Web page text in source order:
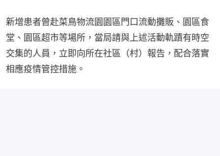
新增患者曾赴菜鳥物流園園區門口流動攤販、園區食
堂、園區超市等場所，當局請與上述活動軌蹟有時空
交集的人員，立即向所在社區（村）報告，配合落實
相應疫情管控措施。